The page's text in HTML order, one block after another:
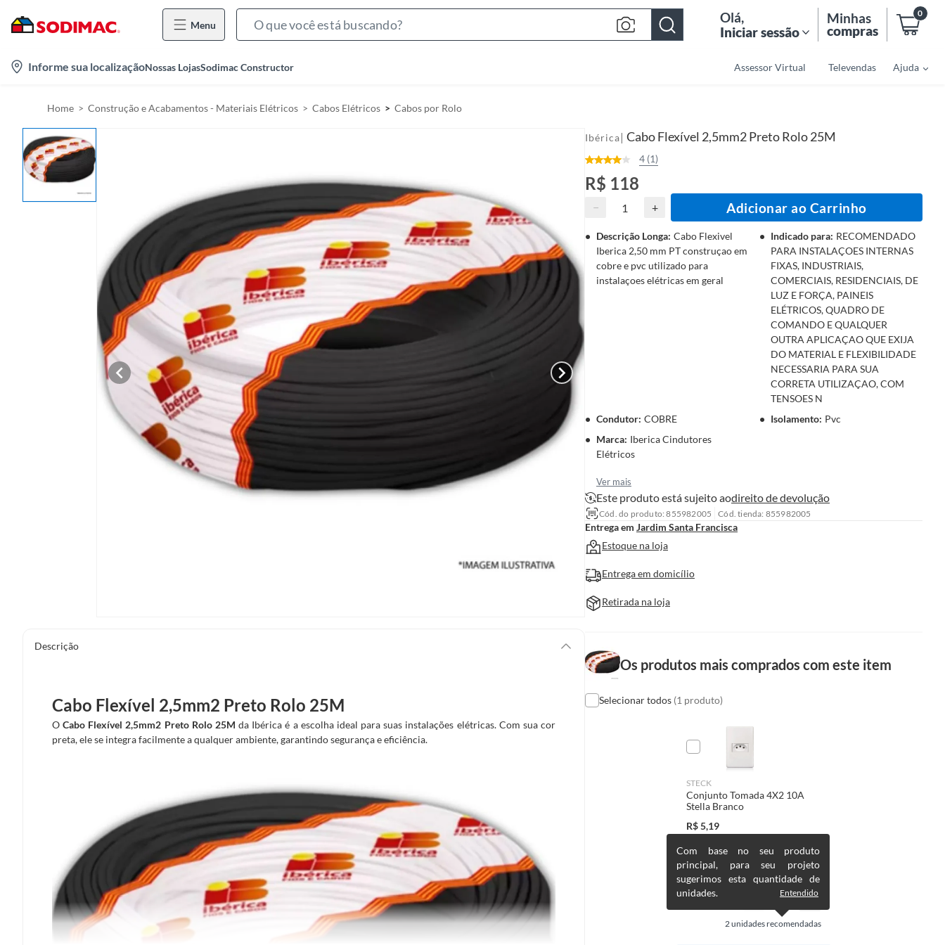
Menu Olá,
Iniciar sessão
Minhas
compras
0
Informe sua localizaçãoNossas LojasSodimac Constructor Assessor Virtual Televendas Ajuda
Home Construção e Acabamentos - Materiais Elétricos Cabos Elétricos Cabos por Rolo
Descrição
Cabo Flexível 2,5mm2 Preto Rolo 25M
OCabo Flexível 2,5mm2 Preto Rolo 25M da Ibérica é a escolha ideal para suas instalações elétricas. Com sua cor
preta, ele se integra facilmente a qualquer ambiente, garantindo segurança e eficiência.
Ibérica| Cabo Flexível 2,5mm2 Preto Rolo 25M
4 (1)
R$ 118
− + Adicionar ao Carrinho
Descrição Longa: Cabo Flexivel
Iberica 2,50 mm PT construçao em
cobre e pvc utilizado para
instalaçoes elétricas em geral
Indicado para: RECOMENDADO
PARA INSTALAÇOES INTERNAS
FIXAS, INDUSTRIAIS,
COMERCIAIS, RESIDENCIAIS, DE
LUZ E FORÇA, PAINEIS
ELÉTRICOS, QUADRO DE
COMANDO E QUALQUER
OUTRA APLICAÇAO QUE EXIJA
DO MATERIAL E FLEXIBILIDADE
NECESSARIA PARA SUA
CORRETA UTILIZAÇAO, COM
TENSOES N
Condutor: COBRE Isolamento: Pvc
Marca: Iberica Cindutores
Elétricos
Ver mais
Este produto está sujeito aodireito de devolução
Cód. do produto: 855982005 Cód. tienda: 855982005
Entrega em Jardim Santa Francisca
Estoque na loja
Entrega em domicílio
Retirada na loja
Os produtos mais comprados com este item
Selecionar todos (1 produto)
STECK
Conjunto Tomada 4X2 10A
Stella Branco
R$5,19
2unidades recomendadas
Com base no seu produto
principal, para seu projeto
sugerimos esta quantidade de
unidades.
Entendido